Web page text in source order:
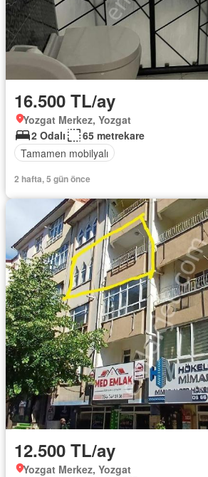
16.500 TL/ay
Yozgat Merkez, Yozgat
2 Odalı
65 metrekare
Tamamen mobilyalı
2 hafta, 5 gün önce
12.500 TL/ay
Yozgat Merkez, Yozgat